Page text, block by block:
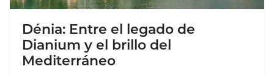
Dénia: Entre el legado de
Dianium y el brillo del
Mediterráneo